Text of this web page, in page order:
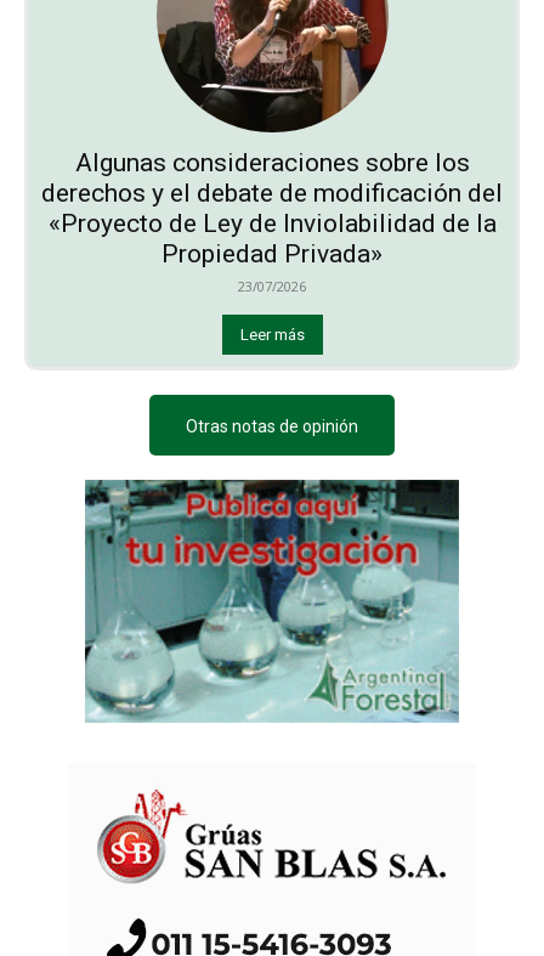
Algunas consideraciones sobre los
derechos y el debate de modificación del
«Proyecto de Ley de Inviolabilidad de la
Propiedad Privada»
23/07/2026
Leer más
Otras notas de opinión